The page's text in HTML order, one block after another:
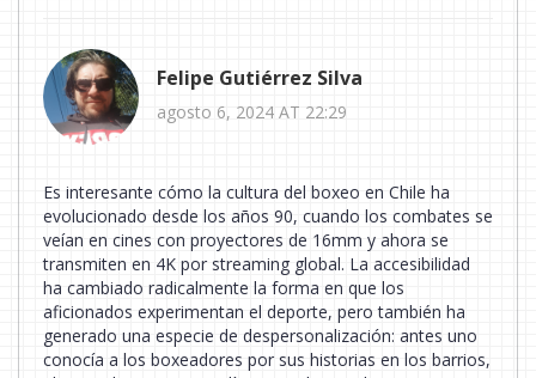
Felipe Gutiérrez Silva
agosto 6, 2024 AT 22:29
Es interesante cómo la cultura del boxeo en Chile ha
evolucionado desde los años 90, cuando los combates se
veían en cines con proyectores de 16mm y ahora se
transmiten en 4K por streaming global. La accesibilidad
ha cambiado radicalmente la forma en que los
aficionados experimentan el deporte, pero también ha
generado una especie de despersonalización: antes uno
conocía a los boxeadores por sus historias en los barrios,